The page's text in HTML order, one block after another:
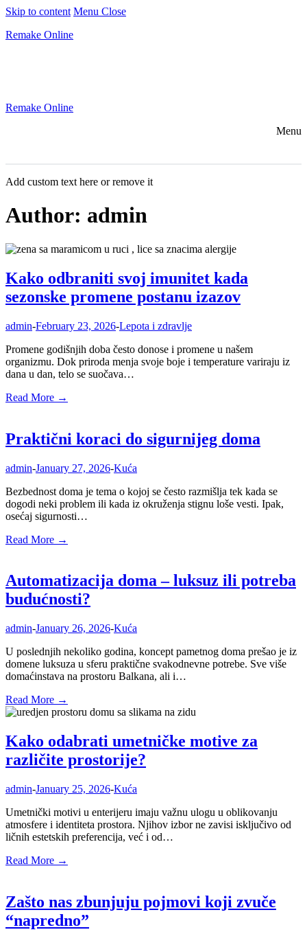
Skip to content Menu Close
Remake Online
Remake Online
Menu
Add custom text here or remove it
Author: admin
Kako odbraniti svoj imunitet kada
sezonske promene postanu izazov
admin-February 23, 2026-Lepota i zdravlje
Promene godišnjih doba često donose i promene u našem
organizmu. Dok priroda menja svoje boje i temperature variraju iz
dana u dan, telo se suočava…
Read More →
Praktični koraci do sigurnijeg doma
admin-January 27, 2026-Kuća
Bezbednost doma je tema o kojoj se često razmišlja tek kada se
dogodi neki problem ili kada iz okruženja stignu loše vesti. Ipak,
osećaj sigurnosti…
Read More →
Automatizacija doma – luksuz ili potreba
budućnosti?
admin-January 26, 2026-Kuća
U poslednjih nekoliko godina, koncept pametnog doma prešao je iz
domene luksuza u sferu praktične svakodnevne potrebe. Sve više
domaćinstava na prostoru Balkana, ali i…
Read More →
Kako odabrati umetničke motive za
različite prostorije?
admin-January 25, 2026-Kuća
Umetnički motivi u enterijeru imaju važnu ulogu u oblikovanju
atmosfere i identiteta prostora. Njihov izbor ne zavisi isključivo od
ličnih estetskih preferencija, već i od…
Read More →
Zašto nas zbunjuju pojmovi koji zvuče
“napredno”